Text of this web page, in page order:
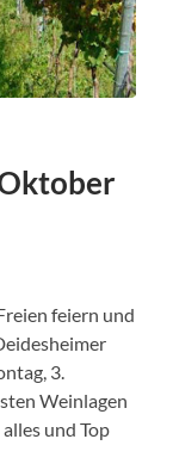
feiern und
3.
Weinlagen
und Top